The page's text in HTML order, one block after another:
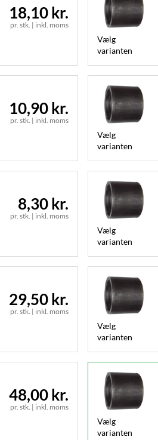
pr. stk. | inkl. moms
18,10 kr.
Vælg
varianten
pr. stk. | inkl. moms
10,90 kr.
Vælg
varianten
pr. stk. | inkl. moms
8,30 kr.
Vælg
varianten
pr. stk. | inkl. moms
29,50 kr.
Vælg
varianten
pr. stk. | inkl. moms
48,00 kr.
Vælg
varianten